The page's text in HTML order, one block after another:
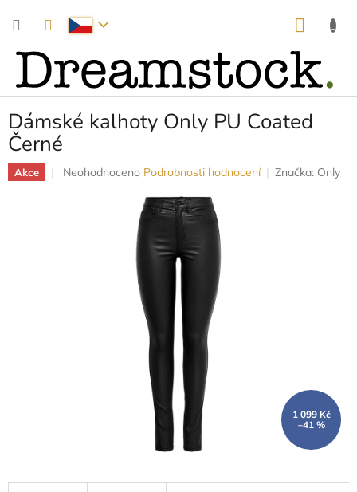
Dámské kalhoty Only PU Coated
Černé
Akce
Průměrné
Neohodnoceno Podrobnosti hodnocení Značka: Only
1 099 Kč
–41 %